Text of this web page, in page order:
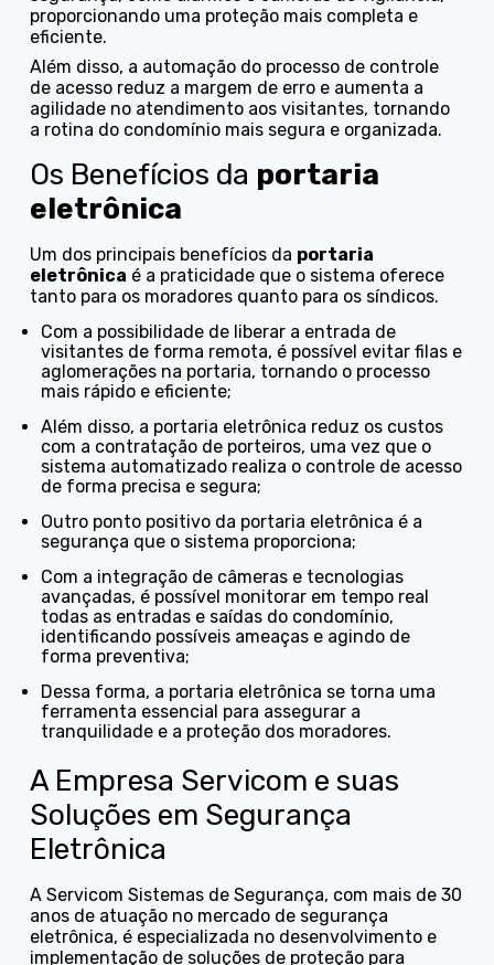
proporcionando uma proteção mais completa e
eficiente.
Além disso, a automação do processo de controle
de acesso reduz a margem de erro e aumenta a
agilidade no atendimento aos visitantes, tornando
a rotina do condomínio mais segura e organizada.
Os Benefícios da portaria
eletrônica
Um dos principais benefícios da portaria
eletrônica é a praticidade que o sistema oferece
tanto para os moradores quanto para os síndicos.
Com a possibilidade de liberar a entrada de
visitantes de forma remota, é possível evitar filas e
aglomerações na portaria, tornando o processo
mais rápido e eficiente;
Além disso, a portaria eletrônica reduz os custos
com a contratação de porteiros, uma vez que o
sistema automatizado realiza o controle de acesso
de forma precisa e segura;
Outro ponto positivo da portaria eletrônica é a
segurança que o sistema proporciona;
Com a integração de câmeras e tecnologias
avançadas, é possível monitorar em tempo real
todas as entradas e saídas do condomínio,
identificando possíveis ameaças e agindo de
forma preventiva;
Dessa forma, a portaria eletrônica se torna uma
ferramenta essencial para assegurar a
tranquilidade e a proteção dos moradores.
A Empresa Servicom e suas
Soluções em Segurança
Eletrônica
A Servicom Sistemas de Segurança, com mais de 30
anos de atuação no mercado de segurança
eletrônica, é especializada no desenvolvimento e
implementação de soluções de proteção para